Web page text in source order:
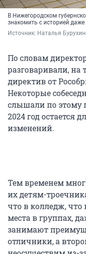
В Нижегородском
знакомить с историей
Источник: Наталья
По словам
разговаривали,
директив от
Некоторые
слышали по этому
2024 год остается
изменений.
Тем временем
их детям-
что в колледж, что
места в группах,
занимают
отличники, а